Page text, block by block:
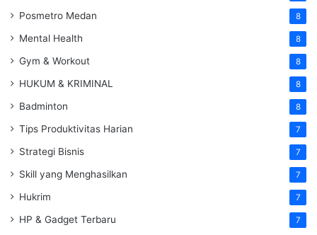
Posmetro Medan 8
Mental Health 8
Gym & Workout 8
HUKUM & KRIMINAL 8
Badminton 8
Tips Produktivitas Harian 7
Strategi Bisnis 7
Skill yang Menghasilkan 7
Hukrim 7
HP & Gadget Terbaru 7